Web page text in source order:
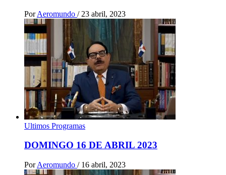
Por Aeromundo / 23 abril, 2023
Ultimos Programas
DOMINGO 16 DE ABRIL 2023
Por Aeromundo / 16 abril, 2023